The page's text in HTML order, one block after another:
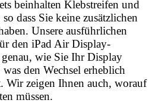
beinhalten Klebstreifen und
dass Sie keine zusätzlichen
Unsere ausführlichen
den iPad Air Display-
wie Sie Ihr Display
den Wechsel erheblich
Wir zeigen Ihnen auch, worauf
müssen.